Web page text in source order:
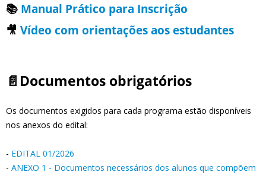
📚 Manual Prático para Inscrição
🎥 Vídeo com orientações aos estudantes
📄Documentos obrigatórios
Os documentos exigidos para cada programa estão disponíveis
nos anexos do edital:
- EDITAL 01/2026
- ANEXO 1 - Documentos necessários dos alunos que compõem